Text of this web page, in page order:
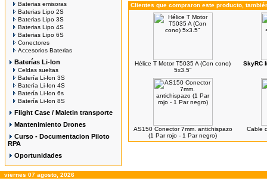
Baterias emisoras
Baterias Lipo 2S
Baterias Lipo 3S
Baterias Lipo 4S
Baterias Lipo 6S
Conectores
Accesorios Baterias
Baterías Li-Ion
Celdas sueltas
Batería Li-Ion 3S
Batería Li-Ion 4S
Batería Li-Ion 6s
Batería Li-Ion 8S
Flight Case / Maletin transporte
Mantenimiento Drones
Curso - Documentacion Piloto
RPA
Oportunidades
Clientes que compraron este producto,
Hélice T Motor T5035 A (Con cono)
5x3.5"
SkyRC
AS150 Conector 7mm. antichispazo
(1 Par rojo - 1 Par negro)
Cable
viernes 07 agosto, 2026